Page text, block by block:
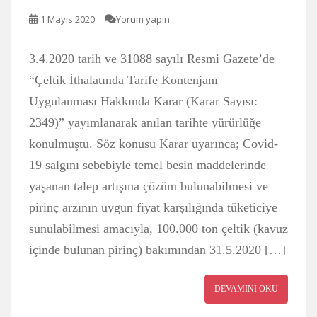
1 Mayıs 2020 Yorum yapın
3.4.2020 tarih ve 31088 sayılı Resmi Gazete’de
“Çeltik İthalatında Tarife Kontenjanı
Uygulanması Hakkında Karar (Karar Sayısı:
2349)” yayımlanarak anılan tarihte yürürlüğe
konulmuştu. Söz konusu Karar uyarınca; Covid-
19 salgını sebebiyle temel besin maddelerinde
yaşanan talep artışına çözüm bulunabilmesi ve
pirinç arzının uygun fiyat karşılığında tüketiciye
sunulabilmesi amacıyla, 100.000 ton çeltik (kavuz
içinde bulunan pirinç) bakımından 31.5.2020 […]
DEVAMINI OKU